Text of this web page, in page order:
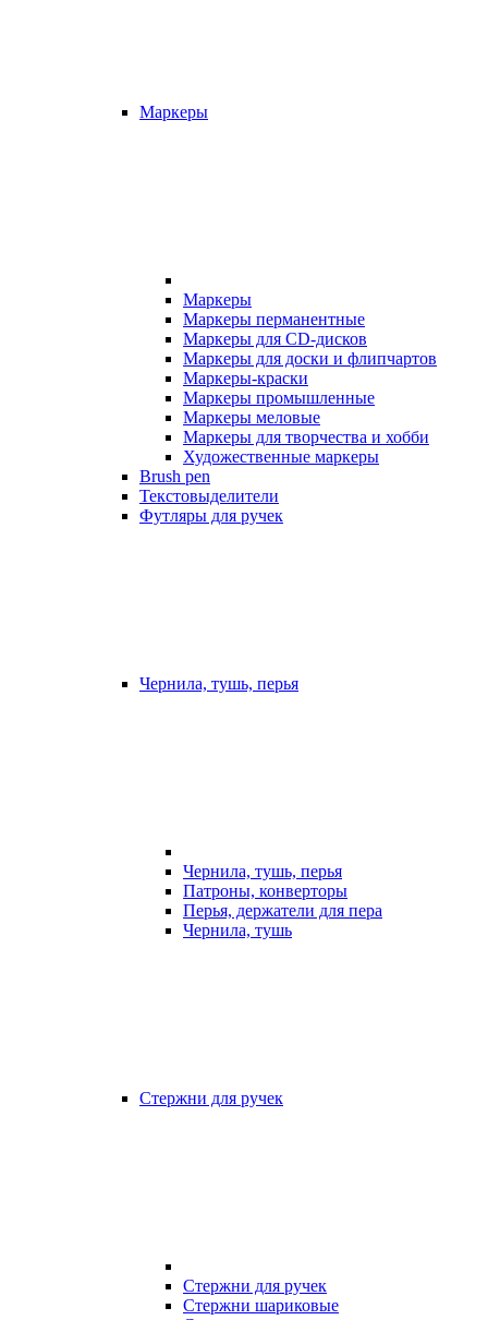
Маркеры
Маркеры
Маркеры перманентные
Маркеры для CD-дисков
Маркеры для доски и флипчартов
Маркеры-краски
Маркеры промышленные
Маркеры меловые
Маркеры для творчества и хобби
Художественные маркеры
Brush pen
Текстовыделители
Футляры для ручек
Чернила, тушь, перья
Чернила, тушь, перья
Патроны, конверторы
Перья, держатели для пера
Чернила, тушь
Стержни для ручек
Стержни для ручек
Стержни шариковые